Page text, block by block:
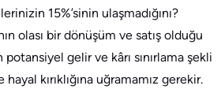
15%’sinin ulaşmadığını?
olası bir dönüşüm ve satış olduğu
gelir ve kârı sınırlama şekli
hayal kırıklığına uğramamız gerekir.